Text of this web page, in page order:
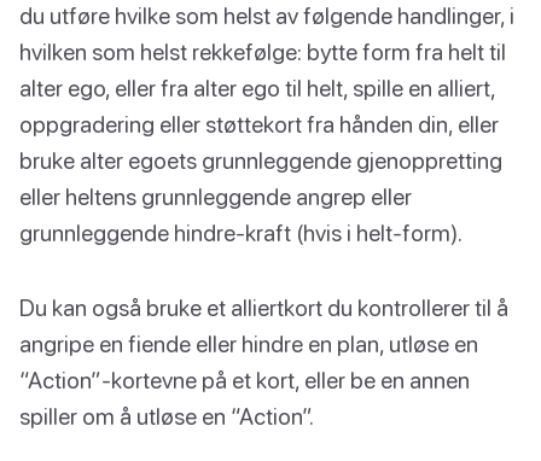
du utføre hvilke som helst av følgende handlinger, i
hvilken som helst rekkefølge: bytte form fra helt til
alter ego, eller fra alter ego til helt, spille en alliert,
oppgradering eller støttekort fra hånden din, eller
bruke alter egoets grunnleggende gjenoppretting
eller heltens grunnleggende angrep eller
grunnleggende hindre-kraft (hvis i helt-form).
Du kan også bruke et alliertkort du kontrollerer til å
angripe en fiende eller hindre en plan, utløse en
“Action”-kortevne på et kort, eller be en annen
spiller om å utløse en “Action”.